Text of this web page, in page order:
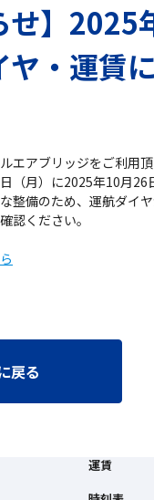
せ】
・運賃
エアブリッジをご利用
（月）に2025年10月26
整備のため、運航ダイ
認ください。
戻る
運賃